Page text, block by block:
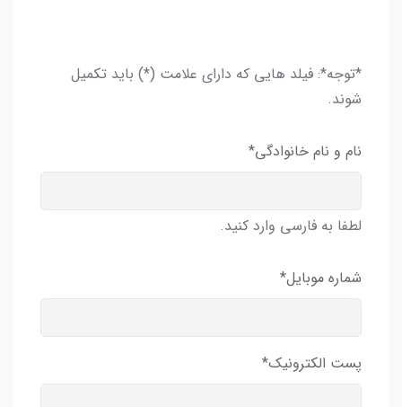
*توجه*: فیلد هایی که دارای علامت (*) باید تکمیل
شوند.
نام و نام خانوادگی*
لطفا به فارسی وارد کنید.
شماره موبایل*
پست الکترونیک*